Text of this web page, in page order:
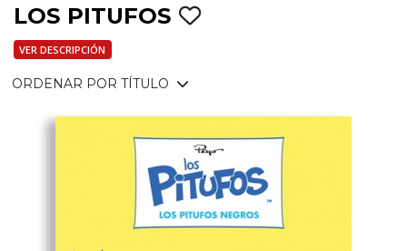
LOS PITUFOS
VER DESCRIPCIÓN
ORDENAR POR TÍTULO